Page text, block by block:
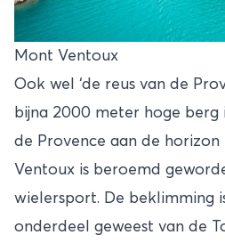
Mont Ventoux
Ook wel ‘de reus van de
bijna 2000 meter hoge berg
de Provence aan de horizon
Ventoux is beroemd
wielersport. De beklimming
onderdeel geweest van de